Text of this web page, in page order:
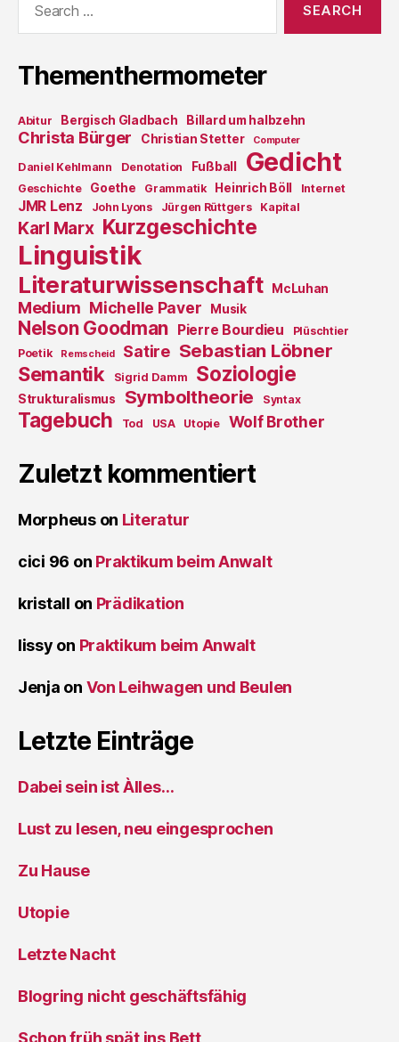
Thementhermometer
Abitur Bergisch Gladbach Billard um halbzehn
Christa Bürger Christian Stetter Computer
Daniel Kehlmann Denotation Fußball Gedicht
Geschichte Goethe Grammatik Heinrich Böll Internet
JMR Lenz John Lyons Jürgen Rüttgers Kapital
Karl Marx Kurzgeschichte
Linguistik
Literaturwissenschaft McLuhan
Medium Michelle Paver Musik
Nelson Goodman Pierre Bourdieu
Plüschtier
Poetik
Remscheid Satire Sebastian Löbner
Semantik Sigrid Damm Soziologie
Strukturalismus Symboltheorie Syntax
Tagebuch Tod USA Utopie Wolf Brother
Zuletzt kommentiert
Morpheuson Literatur
cici 96 on Praktikum beim Anwalt
kristall on Prädikation
lissy on Praktikum beim Anwalt
Jenja on Von Leihwagen und Beulen
Letzte Einträge
Dabei sein ist Àlles…
Lust zu lesen, neu eingesprochen
Zu Hause
Utopie
Letzte Nacht
Blogring nicht geschäftsfähig
Schon früh spät ins Bett